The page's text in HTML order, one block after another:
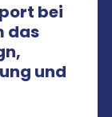
bei
das
und